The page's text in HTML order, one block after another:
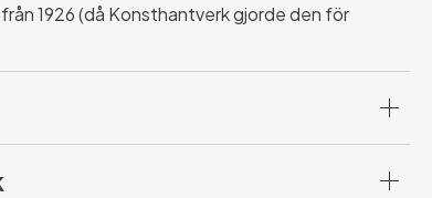
1926 (då Konsthantverk gjorde den för